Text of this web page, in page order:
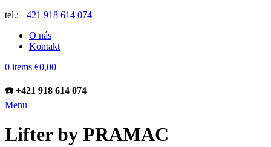
tel.: +421 918 614 074
O nás
Kontakt
0 items €0,00
☎️ +421 918 614 074
Menu
Lifter by PRAMAC